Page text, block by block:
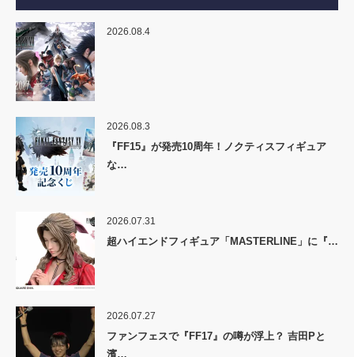
2026.08.4
2026.08.3
『FF15』が発売10周年！ノクティスフィギュア
な…
2026.07.31
超ハイエンドフィギュア「MASTERLINE」に『…
2026.07.27
ファンフェスで『FF17』の噂が浮上？ 吉田Pと
濱…